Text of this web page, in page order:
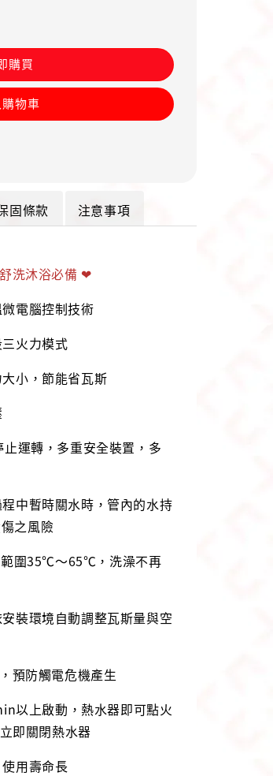
購買
物車
固條款 注意事項
洗沐浴必備 ❤
電腦控制技術
火力模式
小，節能省瓦斯
運轉，多重安全裝置，多
中暫時關水時，管內的水持
之風險
圍35℃～65℃，洗澡不再
裝環境自動調整瓦斯量與空
預防觸電危機產生
以上啟動，熱水器即可點火
即關閉熱水器
用壽命長